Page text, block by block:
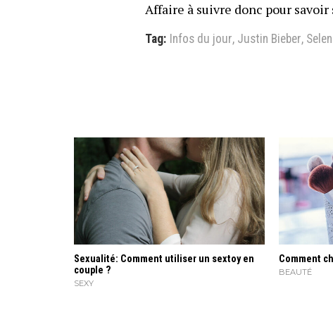
Affaire à suivre donc pour savoir
Tag: Infos du jour, Justin Bieber,
Sexualité: Comment utiliser un sextoy en
couple ?
SEXY
Comment
BEAUTÉ